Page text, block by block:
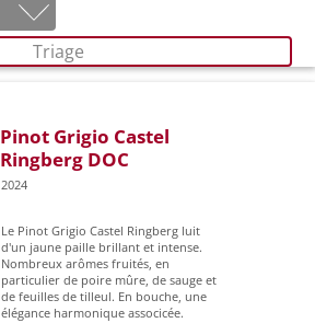
Triage
Pinot Grigio Castel
Ringberg DOC
2024
Le Pinot Grigio Castel Ringberg luit
d'un jaune paille brillant et intense.
Nombreux arômes fruités, en
particulier de poire mûre, de sauge et
de feuilles de tilleul. En bouche, une
élégance harmonique associcée.